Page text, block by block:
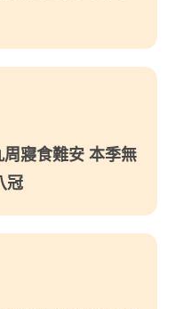
寢食難安 本季無
冠